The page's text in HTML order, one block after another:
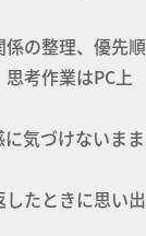
の整理、優先順
考作業はPC上
気づけないまま
たときに思い出